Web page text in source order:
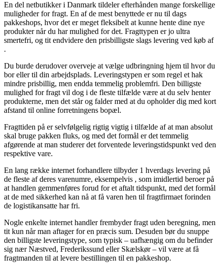
En del netbutikker i Danmark tildeler efterhånden mange forskellige
muligheder for fragt. En af de mest benyttede er nu til dags
pakkeshops, hvor det er meget fleksibelt at kunne hente dine nye
produkter når du har mulighed for det. Fragttypen er jo ultra
smertefri, og tit endvidere den prisbilligste slags levering ved køb af
.
Du burde derudover overveje at vælge udbringning hjem til hvor du
bor eller til din arbejdsplads. Leveringstypen er som regel et hak
mindre prisbillig, men endda temmelig problemfri. Den billigste
mulighed for fragt vil dog i de fleste tilfælde være at du selv henter
produkterne, men det står og falder med at du opholder dig med kort
afstand til online forretningens bopæl.
Fragttiden på er selvfølgelig rigtig vigtig i tilfælde af at man absolut
skal bruge pakken fluks, og med det formål er det temmelig
afgørende at man studerer det forventede leveringstidspunkt ved den
respektive vare.
En lang række internet forhandlere tilbyder 1 hverdags levering på
de fleste af deres varenumre, eksempelvis , som imidlertid beroer på
at handlen gemmenføres forud for et aftalt tidspunkt, med det formål
at de med sikkerhed kan nå at få varen hen til fragtfirmaet forinden
de logistikansatte har fri.
Nogle enkelte internet handler frembyder fragt uden beregning, men
tit kun når man aftager for en præcis sum. Desuden bør du snuppe
den billigste leveringstype, som typisk – uafhængig om du befinder
sig nær Næstved, Frederikssund eller Skælskør – vil være at få
fragtmanden til at levere bestillingen til en pakkeshop.